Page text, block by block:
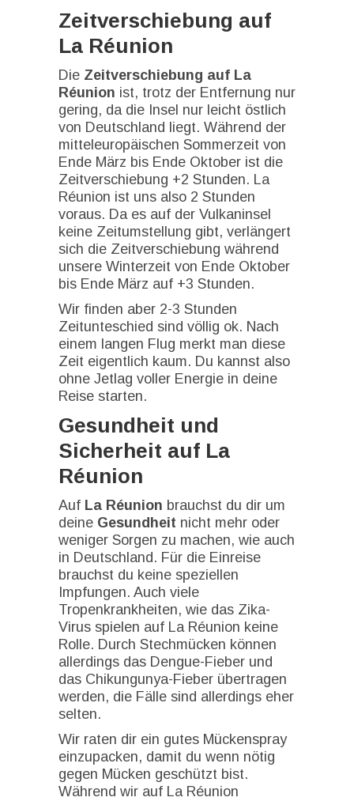
Zeitverschiebung auf
La Réunion
Die Zeitverschiebung auf La
Réunion ist, trotz der Entfernung nur
gering, da die Insel nur leicht östlich
von Deutschland liegt. Während der
mitteleuropäischen Sommerzeit von
Ende März bis Ende Oktober ist die
Zeitverschiebung +2 Stunden. La
Réunion ist uns also 2 Stunden
voraus. Da es auf der Vulkaninsel
keine Zeitumstellung gibt, verlängert
sich die Zeitverschiebung während
unsere Winterzeit von Ende Oktober
bis Ende März auf +3 Stunden.
Wir finden aber 2-3 Stunden
Zeitunteschied sind völlig ok. Nach
einem langen Flug merkt man diese
Zeit eigentlich kaum. Du kannst also
ohne Jetlag voller Energie in deine
Reise starten.
Gesundheit und
Sicherheit auf La
Réunion
Auf La Réunion brauchst du dir um
deine Gesundheit nicht mehr oder
weniger Sorgen zu machen, wie auch
in Deutschland. Für die Einreise
brauchst du keine speziellen
Impfungen. Auch viele
Tropenkrankheiten, wie das Zika-
Virus spielen auf La Réunion keine
Rolle. Durch Stechmücken können
allerdings das Dengue-Fieber und
das Chikungunya-Fieber übertragen
werden, die Fälle sind allerdings eher
selten.
Wir raten dir ein gutes Mückenspray
einzupacken, damit du wenn nötig
gegen Mücken geschützt bist.
Während wir auf La Réunion